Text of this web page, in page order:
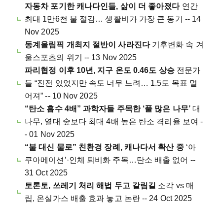
자동차 포기한 캐나다인들, 삶이 더 좋아졌다연간
최대 1만6천 불 절감… 생활비가 가장 큰 동기 -- 14
Nov 2025
동계올림픽 개최지 절반이 사라진다기후변화 속 겨
울스포츠의 위기 -- 13 Nov 2025
파리협정 이후 10년, 지구 온도 0.46도 상승전문가
들 “진전 있었지만 속도 너무 느려… 1.5도 목표 멀
어져” -- 10 Nov 2025
“탄소 흡수 4배” 과학자들 주목한 ‘풀 많은 나무’대
나무, 열대 숲보다 최대 4배 높은 탄소 격리율 보여 -
- 01 Nov 2025
“불 대신 물로” 친환경 장례, 캐나다서 확산 중‘아
쿠아메이션’·인체 퇴비화 주목…탄소 배출 없어 --
31 Oct 2025
토론토, 쓰레기 처리 해법 두고 갈림길 소각 vs 매
립, 온실가스 배출 효과 놓고 논란 -- 24 Oct 2025